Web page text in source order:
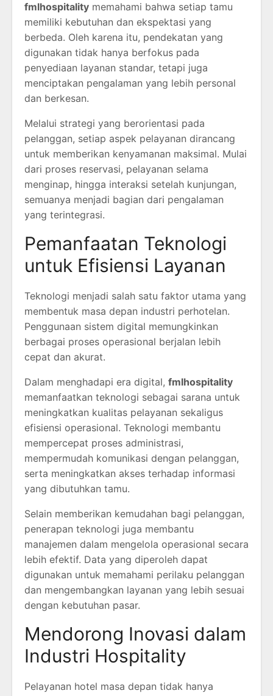
fmlhospitality memahami bahwa setiap tamu
memiliki kebutuhan dan ekspektasi yang
berbeda. Oleh karena itu, pendekatan yang
digunakan tidak hanya berfokus pada
penyediaan layanan standar, tetapi juga
menciptakan pengalaman yang lebih personal
dan berkesan.
Melalui strategi yang berorientasi pada
pelanggan, setiap aspek pelayanan dirancang
untuk memberikan kenyamanan maksimal. Mulai
dari proses reservasi, pelayanan selama
menginap, hingga interaksi setelah kunjungan,
semuanya menjadi bagian dari pengalaman
yang terintegrasi.
Pemanfaatan Teknologi
untuk Efisiensi Layanan
Teknologi menjadi salah satu faktor utama yang
membentuk masa depan industri perhotelan.
Penggunaan sistem digital memungkinkan
berbagai proses operasional berjalan lebih
cepat dan akurat.
Dalam menghadapi era digital, fmlhospitality
memanfaatkan teknologi sebagai sarana untuk
meningkatkan kualitas pelayanan sekaligus
efisiensi operasional. Teknologi membantu
mempercepat proses administrasi,
mempermudah komunikasi dengan pelanggan,
serta meningkatkan akses terhadap informasi
yang dibutuhkan tamu.
Selain memberikan kemudahan bagi pelanggan,
penerapan teknologi juga membantu
manajemen dalam mengelola operasional secara
lebih efektif. Data yang diperoleh dapat
digunakan untuk memahami perilaku pelanggan
dan mengembangkan layanan yang lebih sesuai
dengan kebutuhan pasar.
Mendorong Inovasi dalam
Industri Hospitality
Pelayanan hotel masa depan tidak hanya